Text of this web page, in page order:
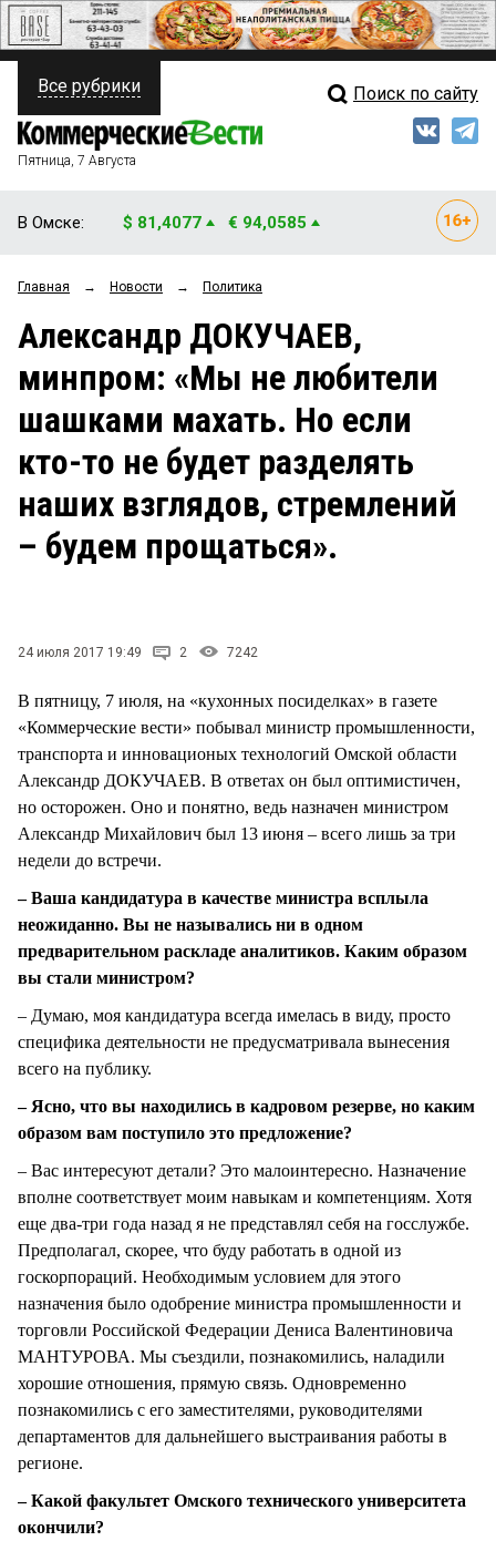
ПОЛИТИКА
ФИНАНСЫ
ОБЩЕСТВО
ЗАКОН
НОВОСТИ КОМПАНИЙ
СТИЛЬ ЖИЗНИ
Свежий выпуск
Рейтинги
Блоги
Архив
Все рубрики Поиск по сайту
Пятница, 7 Августа
В Омске: $ 81,4077 € 94,0585
Главная → Новости → Политика
Александр ДОКУЧАЕВ,
минпром: «Мы не любители
шашками махать. Но если
кто-то не будет разделять
наших взглядов, стремлений
– будем прощаться».
24 июля 2017 19:49 2 7242
В пятницу, 7 июля, на «кухонных посиделках» в газете
«Коммерческие вести» побывал министр промышленности,
транспорта и инновационых технологий Омской области
Александр ДОКУЧАЕВ. В ответах он был оптимистичен,
но осторожен. Оно и понятно, ведь назначен министром
Александр Михайлович был 13 июня – всего лишь за три
недели до встречи.
– Ваша кандидатура в качестве министра всплыла
неожиданно. Вы не назывались ни в одном
предварительном раскладе аналитиков. Каким образом
вы стали министром?
– Думаю, моя кандидатура всегда имелась в виду, просто
специфика деятельности не предусматривала вынесения
всего на публику.
– Ясно, что вы находились в кадровом резерве, но каким
образом вам поступило это предложение?
– Вас интересуют детали? Это малоинтересно. Назначение
вполне соответствует моим навыкам и компетенциям. Хотя
еще два-три года назад я не представлял себя на госслужбе.
Предполагал, скорее, что буду работать в одной из
госкорпораций. Необходимым условием для этого
назначения было одобрение министра промышленности и
торговли Российской Федерации Дениса Валентиновича
МАНТУРОВА. Мы съездили, познакомились, наладили
хорошие отношения, прямую связь. Одновременно
познакомились с его заместителями, руководителями
департаментов для дальнейшего выстраивания работы в
регионе.
– Какой факультет Омского технического университета
окончили?